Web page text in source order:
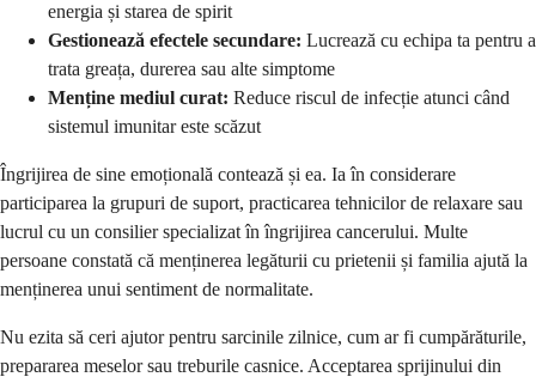
energia și starea de spirit
Gestionează efectele secundare: Lucrează cu echipa ta pentru a
trata greața, durerea sau alte simptome
Menține mediul curat: Reduce riscul de infecție atunci când
sistemul imunitar este scăzut
Îngrijirea de sine emoțională contează și ea. Ia în considerare
participarea la grupuri de suport, practicarea tehnicilor de relaxare sau
lucrul cu un consilier specializat în îngrijirea cancerului. Multe
persoane constată că menținerea legăturii cu prietenii și familia ajută la
menținerea unui sentiment de normalitate.
Nu ezita să ceri ajutor pentru sarcinile zilnice, cum ar fi cumpărăturile,
prepararea meselor sau treburile casnice. Acceptarea sprijinului din